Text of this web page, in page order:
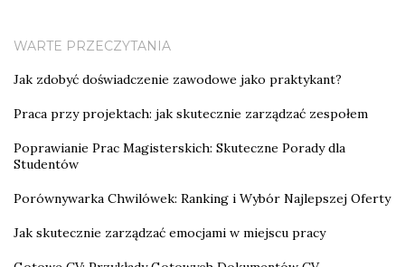
WARTE PRZECZYTANIA
Jak zdobyć doświadczenie zawodowe jako praktykant?
Praca przy projektach: jak skutecznie zarządzać zespołem
Poprawianie Prac Magisterskich: Skuteczne Porady dla
Studentów
Porównywarka Chwilówek: Ranking i Wybór Najlepszej Oferty
Jak skutecznie zarządzać emocjami w miejscu pracy